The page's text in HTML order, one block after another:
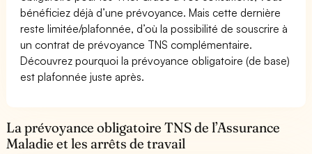
bénéficiez déjà d’une prévoyance. Mais cette dernière
reste limitée/plafonnée, d’où la possibilité de souscrire à
un contrat de prévoyance TNS complémentaire.
Découvrez pourquoi la prévoyance obligatoire (de base)
est plafonnée juste après.
La prévoyance obligatoire TNS de l’Assurance
Maladie et les arrêts de travail